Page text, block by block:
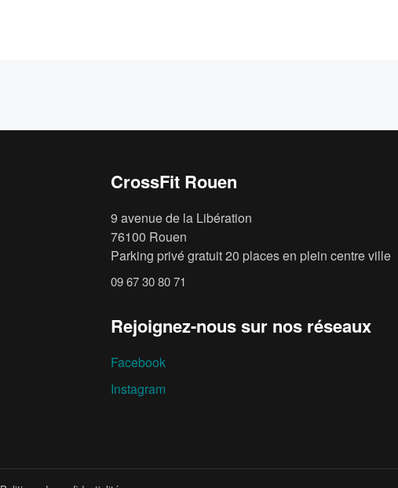
CrossFit Rouen
9 avenue de la Libération
76100 Rouen
Parking privé gratuit 20 places en plein centre ville
09 67 30 80 71
Rejoignez-nous sur nos réseaux
Facebook
Instagram